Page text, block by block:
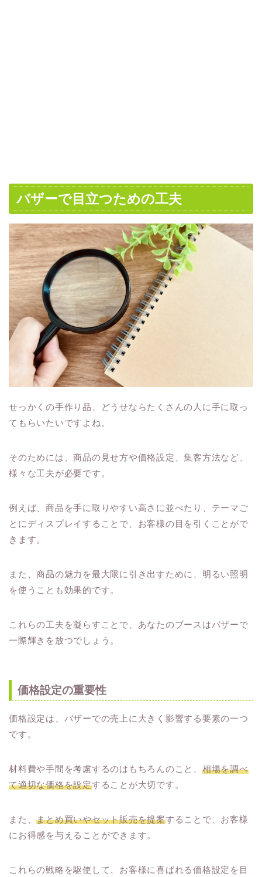
バザーで目立つための工夫
せっかくの手作り品、どうせならたくさんの人に手に取っ
てもらいたいですよね。
そのためには、商品の見せ方や価格設定、集客方法など、
様々な工夫が必要です。
例えば、商品を手に取りやすい高さに並べたり、テーマご
とにディスプレイすることで、お客様の目を引くことがで
きます。
また、商品の魅力を最大限に引き出すために、明るい照明
を使うことも効果的です。
これらの工夫を凝らすことで、あなたのブースはバザーで
一際輝きを放つでしょう。
価格設定の重要性
価格設定は、バザーでの売上に大きく影響する要素の一つ
です。
材料費や手間を考慮するのはもちろんのこと、 相場を調べ
て適切な価格を設定することが大切です。
また、まとめ買いやセット販売を提案することで、お客様
にお得感を与えることができます。
これらの戦略を駆使して、お客様に喜ばれる価格設定を目